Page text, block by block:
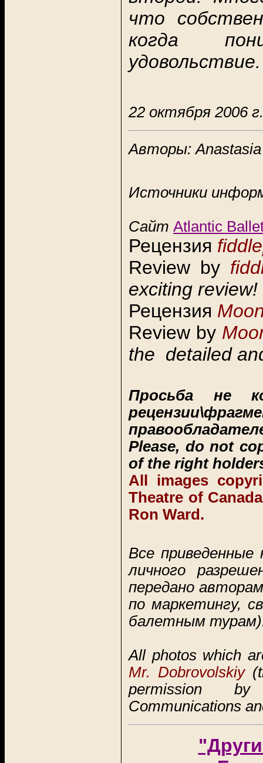
что
когда
удовольствие.
22 октября 2006 г.
Авторы:
Источники
Сайт Atlantic
Рецензия
Review by
exciting review!
Рецензия
Review by
the detailed
Просьба не
Please, do not
of the right
All images
Theatre of
Ron Ward.
Все
личного
передано
по маркетингу,
балетным
All photos which
Mr. Dobrovolskiy
permission
Communications